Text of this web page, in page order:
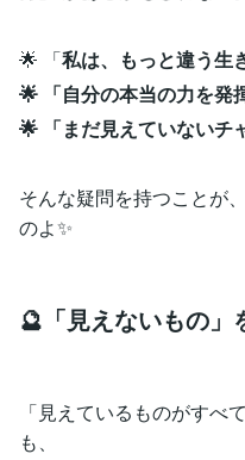
🌟 「私は、もっと違う生
🌟 「自分の本当の力を発
🌟 「まだ見えていないチ
そんな疑問を持つことが
のよ✨
🔮「見えないもの」
「見えているものがすべ
も、